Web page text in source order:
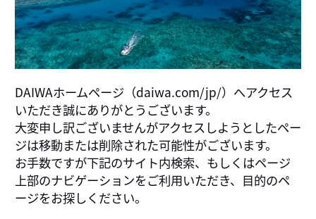
DAIWAホームページ（daiwa.com/jp/）へアクセス
いただき誠にありがとうございます。
大変申し訳ございませんがアクセスしようとしたペー
ジは移動または削除された可能性がございます。
お手数ですが下記のサイト内検索、もしくはページ
上部のナビゲーションをご利用いただき、目的のペ
ージをお探しください。